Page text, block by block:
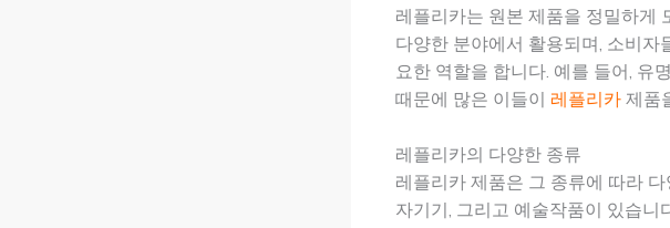
레플리카는 원본 제품을 정밀하게
다양한 분야에서 활용되며, 소비
요한 역할을 합니다. 예를 들어, 유
때문에 많은 이들이 레플리카 제품
레플리카의 다양한 종류
레플리카 제품은 그 종류에 따라
자기기, 그리고 예술작품이 있습니